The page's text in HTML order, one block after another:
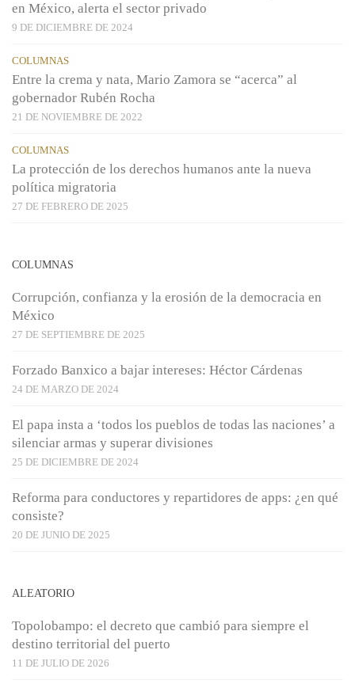
en México, alerta el sector privado
9 DE DICIEMBRE DE 2024
COLUMNAS
Entre la crema y nata, Mario Zamora se “acerca” al
gobernador Rubén Rocha
21 DE NOVIEMBRE DE 2022
COLUMNAS
La protección de los derechos humanos ante la nueva
política migratoria
27 DE FEBRERO DE 2025
COLUMNAS
Corrupción, confianza y la erosión de la democracia en
México
27 DE SEPTIEMBRE DE 2025
Forzado Banxico a bajar intereses: Héctor Cárdenas
24 DE MARZO DE 2024
El papa insta a ‘todos los pueblos de todas las naciones’ a
silenciar armas y superar divisiones
25 DE DICIEMBRE DE 2024
Reforma para conductores y repartidores de apps: ¿en qué
consiste?
20 DE JUNIO DE 2025
ALEATORIO
Topolobampo: el decreto que cambió para siempre el
destino territorial del puerto
11 DE JULIO DE 2026